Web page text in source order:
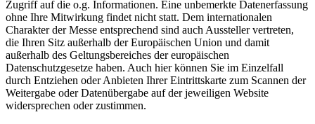
Zugriff auf die o.g. Informationen. Eine unbemerkte Datenerfassung
ohne Ihre Mitwirkung findet nicht statt. Dem internationalen
Charakter der Messe entsprechend sind auch Aussteller vertreten,
die Ihren Sitz außerhalb der Europäischen Union und damit
außerhalb des Geltungsbereiches der europäischen
Datenschutzgesetze haben. Auch hier können Sie im Einzelfall
durch Entziehen oder Anbieten Ihrer Eintrittskarte zum Scannen der
Weitergabe oder Datenübergabe auf der jeweiligen Website
widersprechen oder zustimmen.